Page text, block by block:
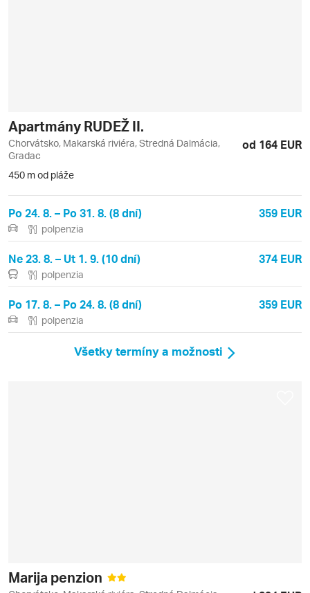
Apartmány RUDEŽ II.
Chorvátsko, Makarská riviéra, Stredná Dalmácia,
Gradac
od 164 EUR
450 m od pláže
Po 24. 8. – Po 31. 8. (8 dní) 359 EUR
polpenzia
Ne 23. 8. – Ut 1. 9. (10 dní) 374 EUR
polpenzia
Po 17. 8. – Po 24. 8. (8 dní) 359 EUR
polpenzia
Všetky termíny a možnosti
Marija penzion